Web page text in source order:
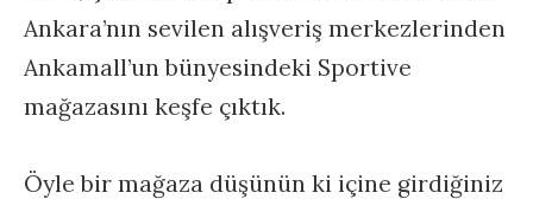
Ankara’nın sevilen alışveriş merkezlerinden
Ankamall’un bünyesindeki Sportive
mağazasını keşfe çıktık.
Öyle bir mağaza düşünün ki içine girdiğiniz